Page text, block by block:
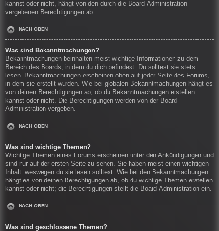
kannst oder nicht, hängt von den durch die Board-Administration
vergebenen Berechtigungen ab.
NACH OBEN
Was sind Bekanntmachungen?
Bekanntmachungen beinhalten meist wichtige Informationen zu dem
Bereich des Boards, in dem du dich befindest. Du solltest sie stets
lesen. Bekanntmachungen erscheinen oben auf jeder Seite des Forums,
in dem sie erstellt wurden. Wie bei globalen Bekanntmachungen hängt es
von deinen Berechtigungen ab, ob du Bekanntmachungen erstellen
kannst oder nicht. Die Berechtigungen werden von der Board-
Administration vergeben.
NACH OBEN
Was sind wichtige Themen?
Wichtige Themen eines Forums erscheinen unter den Ankündigungen und
sind nur auf der ersten Seite zu sehen. Sie haben meist einen wichtigen
Inhalt, weswegen du sie lesen solltest. Wie bei den Bekanntmachungen
hängt es von deinen Berechtigungen ab, ob du wichtige Themen erstellen
kannst oder nicht; die Berechtigungen stellt die Board-Administration ein.
NACH OBEN
Was sind geschlossene Themen?